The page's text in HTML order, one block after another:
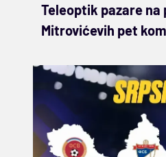
Teleoptik pazare
Mitrovićevih pet